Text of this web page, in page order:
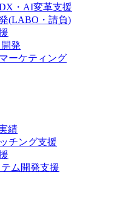
・AI変革支援
(LABO・請負)
発
ーケティング
績
チング支援
ム開発支援